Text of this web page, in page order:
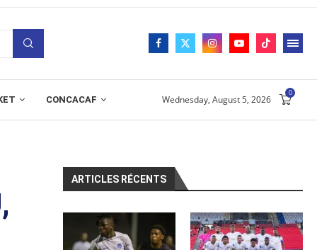
CONCACAF Wednesday, August 5, 2026
0
ARTICLES RÉCENTS